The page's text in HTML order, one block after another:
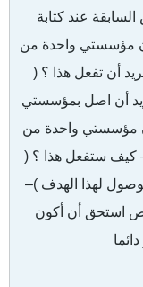
عند كتابة
مؤسستي واحدة من
أن تفعل هذا ؟ (
أن اصل بمؤسستي
مؤسستي واحدة من
كيف ستفعل هذا ؟ (
لهذا الهدف )–
استحق أن أكون